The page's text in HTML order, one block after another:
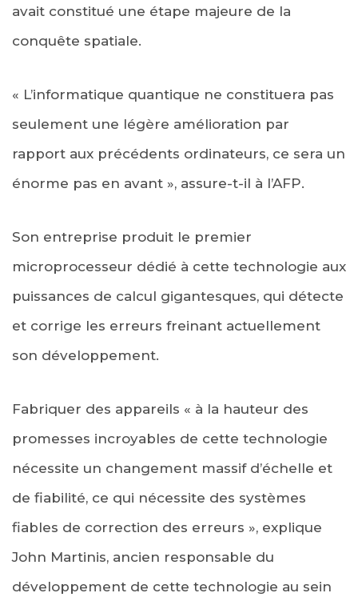
avait constitué une étape majeure de la
conquête spatiale.
« L’informatique quantique ne constituera pas
seulement une légère amélioration par
rapport aux précédents ordinateurs, ce sera un
énorme pas en avant », assure-t-il à l’AFP.
Son entreprise produit le premier
microprocesseur dédié à cette technologie aux
puissances de calcul gigantesques, qui détecte
et corrige les erreurs freinant actuellement
son développement.
Fabriquer des appareils « à la hauteur des
promesses incroyables de cette technologie
nécessite un changement massif d’échelle et
de fiabilité, ce qui nécessite des systèmes
fiables de correction des erreurs », explique
John Martinis, ancien responsable du
développement de cette technologie au sein